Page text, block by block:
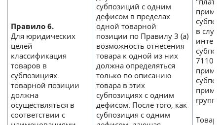
Правило 6.
Для юридических
целей
классификация
товаров в
субпозициях
товарной позиции
должна
осуществляться в
соответствии с
субпозиций с одним
дефисом в пределах
одной товарной
позиции по Правилу 3 (а)
возможность отнесения
товара к одной из них
должна определяться
только по описанию
товара в этих
субпозициях с одним
дефисом. После того, как
субпозиция с одним
в
7110
Товар